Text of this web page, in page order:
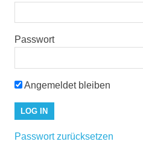
Passwort
Angemeldet bleiben
Passwort zurücksetzen